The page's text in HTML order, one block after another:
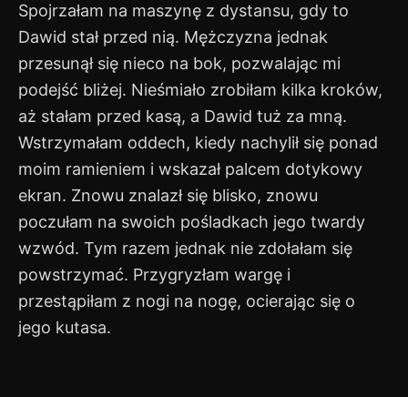
Spojrzałam na maszynę z dystansu, gdy to
Dawid stał przed nią. Mężczyzna jednak
przesunął się nieco na bok, pozwalając mi
podejść bliżej. Nieśmiało zrobiłam kilka kroków,
aż stałam przed kasą, a Dawid tuż za mną.
Wstrzymałam oddech, kiedy nachylił się ponad
moim ramieniem i wskazał palcem dotykowy
ekran. Znowu znalazł się blisko, znowu
poczułam na swoich pośladkach jego twardy
wzwód. Tym razem jednak nie zdołałam się
powstrzymać. Przygryzłam wargę i
przestąpiłam z nogi na nogę, ocierając się o
jego kutasa.